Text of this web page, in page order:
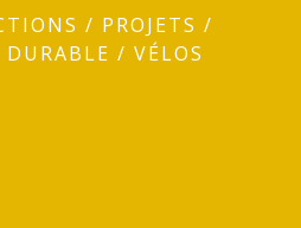
/ PROJETS /
/ VÉLOS